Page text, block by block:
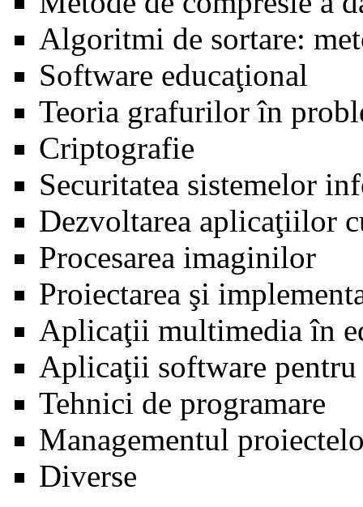
Algoritmi de sortare:
Software educaţional
Teoria grafurilor în
Criptografie
Securitatea sistemelor
Dezvoltarea aplicaţiilor
Procesarea imaginilor
Proiectarea şi
Aplicaţii multimedia în
Aplicaţii software
Tehnici de programare
Managementul
Diverse